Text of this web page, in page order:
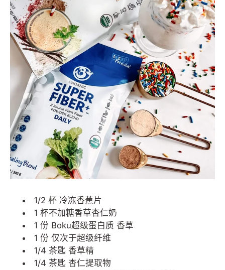
1/2 杯 冷冻香蕉片
1 杯不加糖香草杏仁奶
1 份 Boku超级蛋白质 香草
1 份 仅次于超级纤维
1/4 茶匙 香草精
1/4 茶匙 杏仁提取物